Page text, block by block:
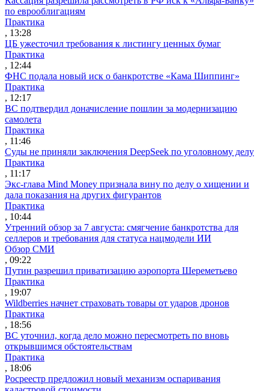
по еврооблигациям
Практика
, 13:28
ЦБ ужесточил требования к листингу ценных бумаг
Практика
, 12:44
ФНС подала новый иск о банкротстве «Кама Шиппинг»
Практика
, 12:17
ВС подтвердил доначисление пошлин за модернизацию
самолета
Практика
, 11:46
Суды не приняли заключения DeepSeek по уголовному делу
Практика
, 11:17
Экс-глава Mind Money признала вину по делу о хищении и
дала показания на других фигурантов
Практика
, 10:44
Утренний обзор за 7 августа: смягчение банкротства для
селлеров и требования для статуса нацмодели ИИ
Обзор СМИ
, 09:22
Путин разрешил приватизацию аэропорта Шереметьево
Практика
, 19:07
Wildberries начнет страховать товары от ударов дронов
Практика
, 18:56
ВС уточнил, когда дело можно пересмотреть по вновь
открывшимся обстоятельствам
Практика
, 18:06
Росреестр предложил новый механизм оспаривания